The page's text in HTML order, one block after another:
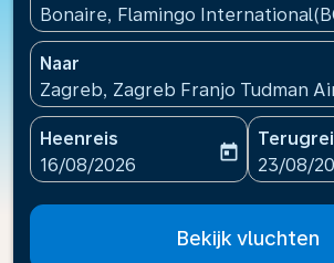
Bonaire, Flamingo
Naar
Zagreb, Zagreb Franjo Tudman
Heenreis
fc-booking-departure-date-aria-
16/08/2026
today
fc-
23/08/
Bekijk vluchten